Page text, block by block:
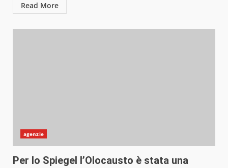
Read More
agenzie
Per lo Spiegel l’Olocausto è stata una